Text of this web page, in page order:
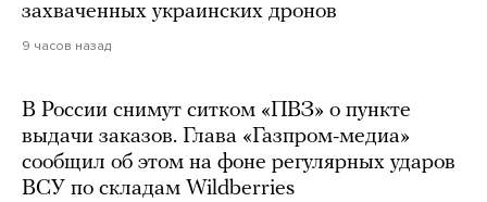
захваченных украинских дронов
9 часов назад
В России снимут ситком «ПВЗ» о пункте
выдачи заказов. Глава «Газпром-медиа»
сообщил об этом на фоне регулярных ударов
ВСУ по складам Wildberries